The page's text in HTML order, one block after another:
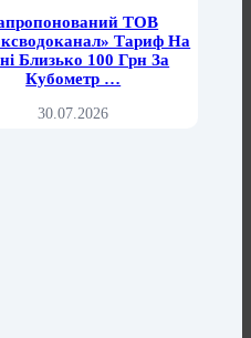
ТОВ
Тариф На
Близько 100 Грн За
Кубометр …
30.07.2026